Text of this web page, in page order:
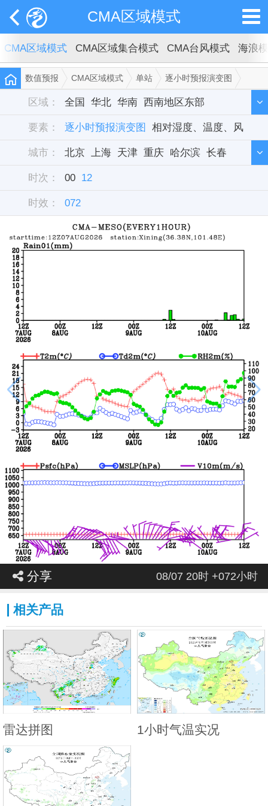
CMA区域模式
CMA区域模式 CMA区域集合模式 CMA台风模式 海浪
数值预报 CMA区域模式 单站 逐小时预报演变图
西宁
区域： 全国 华北 华南 西南地区东部
西北地区东部 东北 华中 西藏 新疆
华东 单站
要素： 逐小时预报演变图 相对湿度、温度、风
城市： 北京 上海 天津 重庆 哈尔滨 长春
沈阳 呼和浩特
西宁
武汉 长沙 南京 成都 贵阳
拉萨 杭州 南昌 广州 福州 台北 海口
时次： 00 12
时效： 072
分享 08/07 20时 +072小时
相关产品
雷达拼图 1小时气温实况